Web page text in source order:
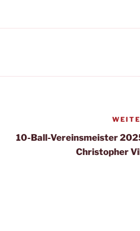
10-Ball-Vereinsmeister
Christopher